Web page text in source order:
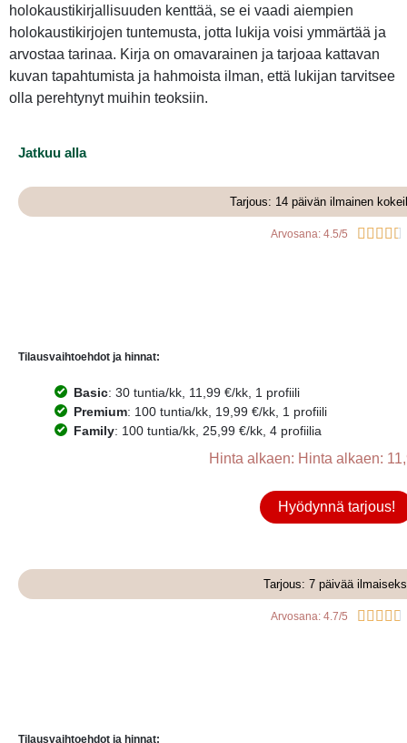
holokaustikirjallisuuden kenttää, se ei vaadi aiempien
holokaustikirjojen tuntemusta, jotta lukija voisi ymmärtää ja
arvostaa tarinaa. Kirja on omavarainen ja tarjoaa kattavan
kuvan tapahtumista ja hahmoista ilman, että lukijan tarvitsee
olla perehtynyt muihin teoksiin.
Jatkuu alla
Tarjous: 14 päivän ilmainen
Arvosana: 4.5/5     
Tilausvaihtoehdot ja hinnat:
Basic: 30 tuntia/kk, 11,99 €/kk, 1 profiili
Premium: 100 tuntia/kk, 19,99 €/kk, 1 profiili
Family: 100 tuntia/kk, 25,99 €/kk, 4 profiilia
Hinta alkaen: Hinta alkaen:
Hyödynnä tarjous!
Tarjous: 7 päivää
Arvosana: 4.7/5     
Tilausvaihtoehdot ja hinnat: